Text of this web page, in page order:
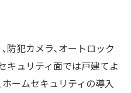
防犯カメラ､オートロック
キュリティ面では戸建てよ
ームセキュリティの導入